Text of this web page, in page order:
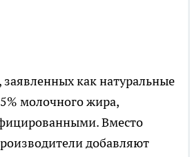
как натуральные
молочного жира,
Вместо
добавляют